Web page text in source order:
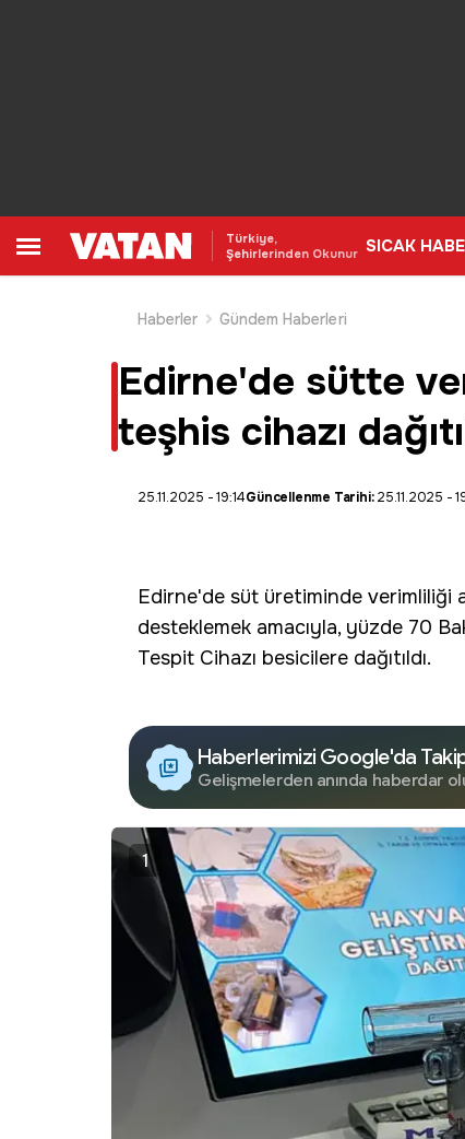
Türkiye,
Şehirlerinden Okunur SICAK
Haberler
Gündem Haberleri
Edirne'de sütte
teşhis cihazı
25.11.2025 - 19:14Güncellenme Tarihi:25.11.2025 -
Edirne'de süt üretiminde verimliliği
desteklemek amacıyla, yüzde 70
Tespit Cihazı besicilere dağıtıldı.
Haberlerimizi Google'da
Gelişmelerden anında haberdar
1